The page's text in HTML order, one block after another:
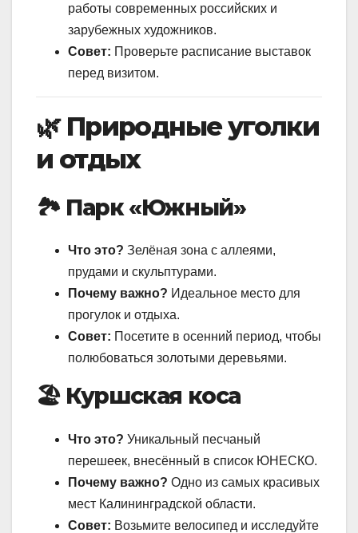
работы современных российских и
зарубежных художников.
Совет: Проверьте расписание выставок
перед визитом.
🌿 Природные уголки
и отдых
🏞️ Парк «Южный»
Что это? Зелёная зона с аллеями,
прудами и скульптурами.
Почему важно? Идеальное место для
прогулок и отдыха.
Совет: Посетите в осенний период, чтобы
полюбоваться золотыми деревьями.
🏖️ Куршская коса
Что это? Уникальный песчаный
перешеек, внесённый в список ЮНЕСКО.
Почему важно? Одно из самых красивых
мест Калининградской области.
Совет: Возьмите велосипед и исследуйте